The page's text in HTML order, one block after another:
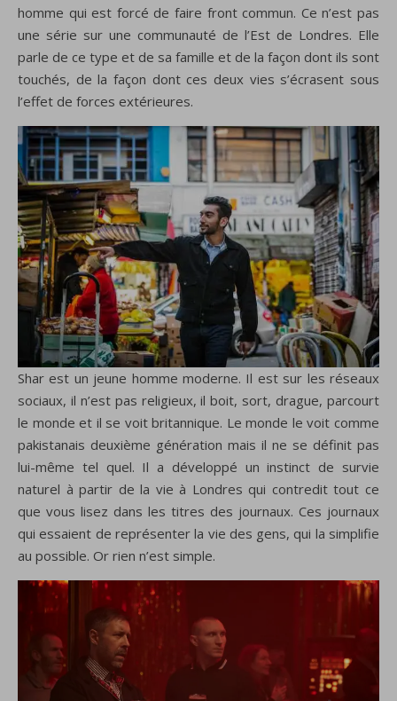
homme qui est forcé de faire front commun. Ce n’est pas
une série sur une communauté de l’Est de Londres. Elle
parle de ce type et de sa famille et de la façon dont ils sont
touchés, de la façon dont ces deux vies s’écrasent sous
l’effet de forces extérieures.
Shar est un jeune homme moderne. Il est sur les réseaux
sociaux, il n’est pas religieux, il boit, sort, drague, parcourt
le monde et il se voit britannique. Le monde le voit comme
pakistanais deuxième génération mais il ne se définit pas
lui-même tel quel. Il a développé un instinct de survie
naturel à partir de la vie à Londres qui contredit tout ce
que vous lisez dans les titres des journaux. Ces journaux
qui essaient de représenter la vie des gens, qui la simplifie
au possible. Or rien n’est simple.